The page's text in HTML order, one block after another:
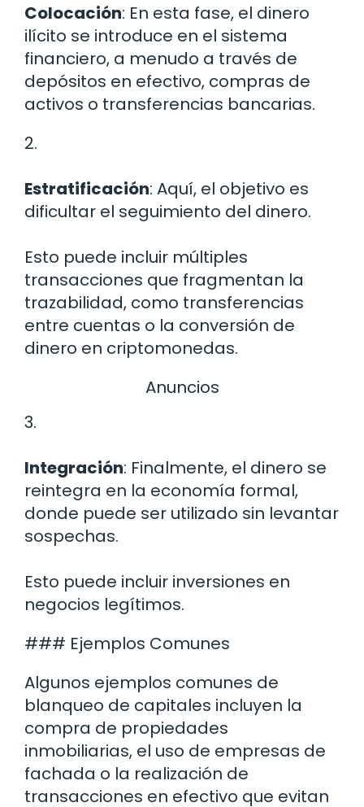
Colocación: En esta fase, el dinero
ilícito se introduce en el sistema
financiero, a menudo a través de
depósitos en efectivo, compras de
activos o transferencias bancarias.
2.
Estratificación: Aquí, el objetivo es
dificultar el seguimiento del dinero.
Esto puede incluir múltiples
transacciones que fragmentan la
trazabilidad, como transferencias
entre cuentas o la conversión de
dinero en criptomonedas.
Anuncios
3.
Integración: Finalmente, el dinero se
reintegra en la economía formal,
donde puede ser utilizado sin levantar
sospechas.
Esto puede incluir inversiones en
negocios legítimos.
### Ejemplos Comunes
Algunos ejemplos comunes de
blanqueo de capitales incluyen la
compra de propiedades
inmobiliarias, el uso de empresas de
fachada o la realización de
transacciones en efectivo que evitan